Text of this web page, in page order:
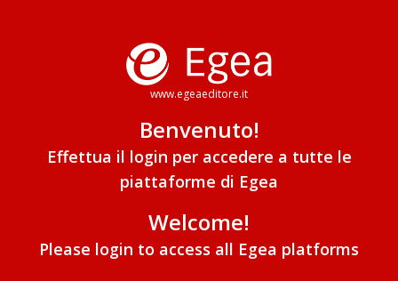
www.egeaeditore.it
Benvenuto!
Effettua il login per accedere a tutte le
piattaforme di Egea
Welcome!
Please login to access all Egea platforms